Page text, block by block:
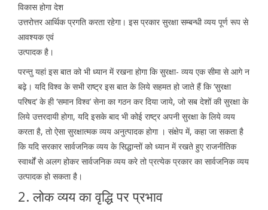
विकास होगा देश
उत्तरोत्तर आर्थिक प्रगति करता रहेगा। इस प्रकार सुरक्षा सम्बन्धी व्यय पूर्ण रूप से
आवश्यक एवं
उत्पादक है।
परन्तु यहां इस बात को भी ध्यान में रखना होगा कि सुरक्षा- व्यय एक सीमा से आगे न
बढ़े। यदि विश्व के सभी राष्ट्र इस बात के लिये सहमत हो जाते हैं कि ‘सुरक्षा
परिषद’ के ही ‘समान विश्व’ सेना का गठन कर दिया जाये, जो सब देशों की सुरक्षा के
लिये उत्तरदायी होगा, यदि इसके बाद भी कोई राष्ट्र अपनी सुरक्षा के लिये व्यय
करता है, तो ऐसा सुरक्षात्मक व्यय अनुत्पादक होगा । संक्षेप में, कहा जा सकता है
कि यदि सरकार सार्वजनिक व्यय के सिद्धान्तों को ध्यान में रखते हुए राजनीतिक
स्वार्थों से अलग होकर सार्वजनिक व्यय करे तो प्रत्येक प्रकार का सार्वजनिक व्यय
उत्पादक हो सकता है।
2. लोक व्यय का वृद्धि पर प्रभाव